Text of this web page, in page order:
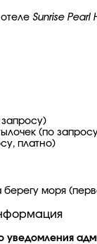
Sunrise Pearl
(по
платно)
моря
уведомления